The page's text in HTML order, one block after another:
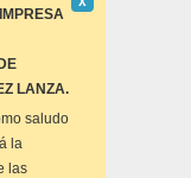
LANZA.
este
saludo
la
las